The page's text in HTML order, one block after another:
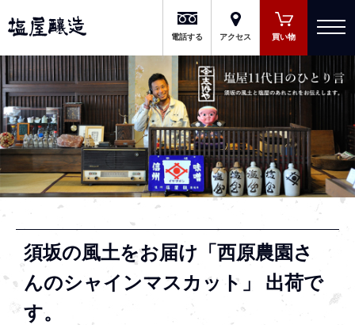
有限会社 塩屋醸造
電話する アクセス 買い物
須坂の風土をお届け「西原農園さ
んのシャインマスカット」 出荷で
す。